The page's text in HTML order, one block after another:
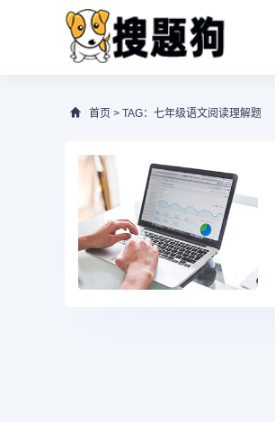
首页 > TAG：七年级语文阅读理解题